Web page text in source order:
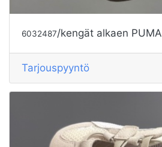
6032487/kengät alkaen PUMA
Tarjouspyyntö